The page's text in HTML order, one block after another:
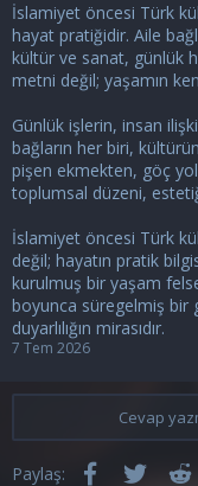
İslamiyet öncesi Türk
hayat pratiğidir. Aile
kültür ve sanat, günlük
metni değil; yaşamın
Günlük işlerin, insan
bağların her biri,
pişen ekmekten, göç
toplumsal düzeni,
İslamiyet öncesi Türk
değil; hayatın pratik
kurulmuş bir yaşam
boyunca süregelmiş bir
duyarlılığın mirasıdır.
7 Tem 2026
Cevap
Paylaş: Facebook
Twitter